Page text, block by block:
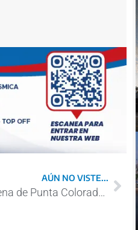
AÚN NO VISTE...
Río Negro: habilitan la dársena de Punta Colorada para reactivar la pesca artesanal